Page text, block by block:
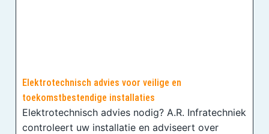
Elektrotechnisch advies voor veilige en
toekomstbestendige installaties
Elektrotechnisch advies nodig? A.R. Infratechniek
controleert uw installatie en adviseert over